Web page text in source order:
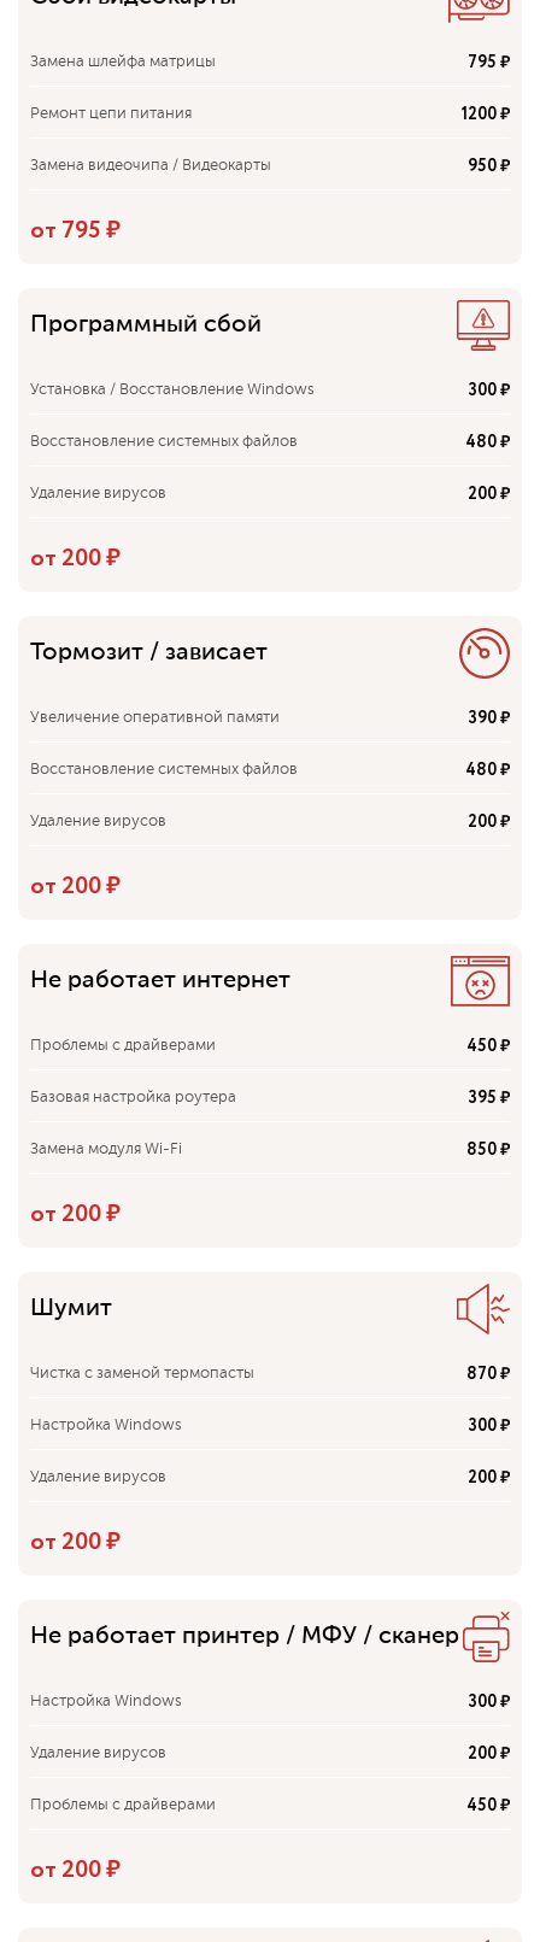
Замена шлейфа матрицы 795 ₽
Ремонт цепи питания 1200 ₽
Замена видеочипа / Видеокарты 950 ₽
Замена южного / Северного моста
от 795 ₽
Программный сбой
Установка / Восстановление Windows 300 ₽
Восстановление системных файлов 480 ₽
Удаление вирусов 200 ₽
от 200 ₽
Тормозит / зависает
Увеличение оперативной памяти 390 ₽
Восстановление системных файлов 480 ₽
Удаление вирусов 200 ₽
Чистка моноблока
от 200 ₽
Не работает интернет
Проблемы с драйверами 450 ₽
Базовая настройка роутера 395 ₽
Замена модуля Wi-Fi 850 ₽
Настройка безопасности сети
Перепрошивка роутера 395 ₽
от 200 ₽
Шумит
Чистка с заменой термопасты 870 ₽
Настройка Windows 300 ₽
Удаление вирусов 200 ₽
от 200 ₽
Не работает принтер / МФУ / сканер
Настройка Windows 300 ₽
Удаление вирусов 200 ₽
Проблемы с драйверами 450 ₽
Подключение внешнего устройства
от 200 ₽